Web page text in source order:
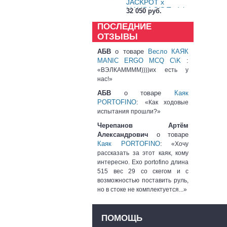
JACKPOT x
MAMBA S/S Tpdck
32 050 руб.
ПОСЛЕДНИЕ
ОТЗЫВЫ
АБВ о товаре
Весло КАЯК
MANIC ERGO MCQ C\K :
«ВЭЛКАММММ))))их есть у
нас!»
АБВ о товаре
Каяк
PORTOFINO: «Как ходовые
испытания прошли?»
Черепанов Артём
Александрович о товаре
Каяк PORTOFINO: «Хочу
рассказать за этот каяк, кому
интересно. Exo portofino длина
515 вес 29 со скегом и с
возможностью поставить руль,
но в стоке не комплектуется...»
ПОМОЩЬ